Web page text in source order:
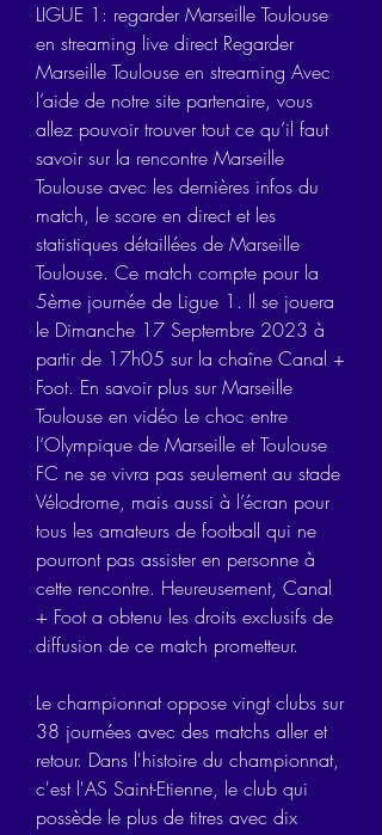
LIGUE 1: regarder Marseille Toulouse
en streaming live direct Regarder
Marseille Toulouse en streaming Avec
l’aide de notre site partenaire, vous
allez pouvoir trouver tout ce qu’il faut
savoir sur la rencontre Marseille
Toulouse avec les dernières infos du
match, le score en direct et les
statistiques détaillées de Marseille
Toulouse. Ce match compte pour la
5ème journée de Ligue 1. Il se jouera
le Dimanche 17 Septembre 2023 à
partir de 17h05 sur la chaîne Canal +
Foot. En savoir plus sur Marseille
Toulouse en vidéo Le choc entre
l’Olympique de Marseille et Toulouse
FC ne se vivra pas seulement au stade
Vélodrome, mais aussi à l’écran pour
tous les amateurs de football qui ne
pourront pas assister en personne à
cette rencontre. Heureusement, Canal
+ Foot a obtenu les droits exclusifs de
diffusion de ce match prometteur.
Le championnat oppose vingt clubs sur
38 journées avec des matchs aller et
retour. Dans l'histoire du championnat,
c'est l'AS Saint-Etienne, le club qui
possède le plus de titres avec dix